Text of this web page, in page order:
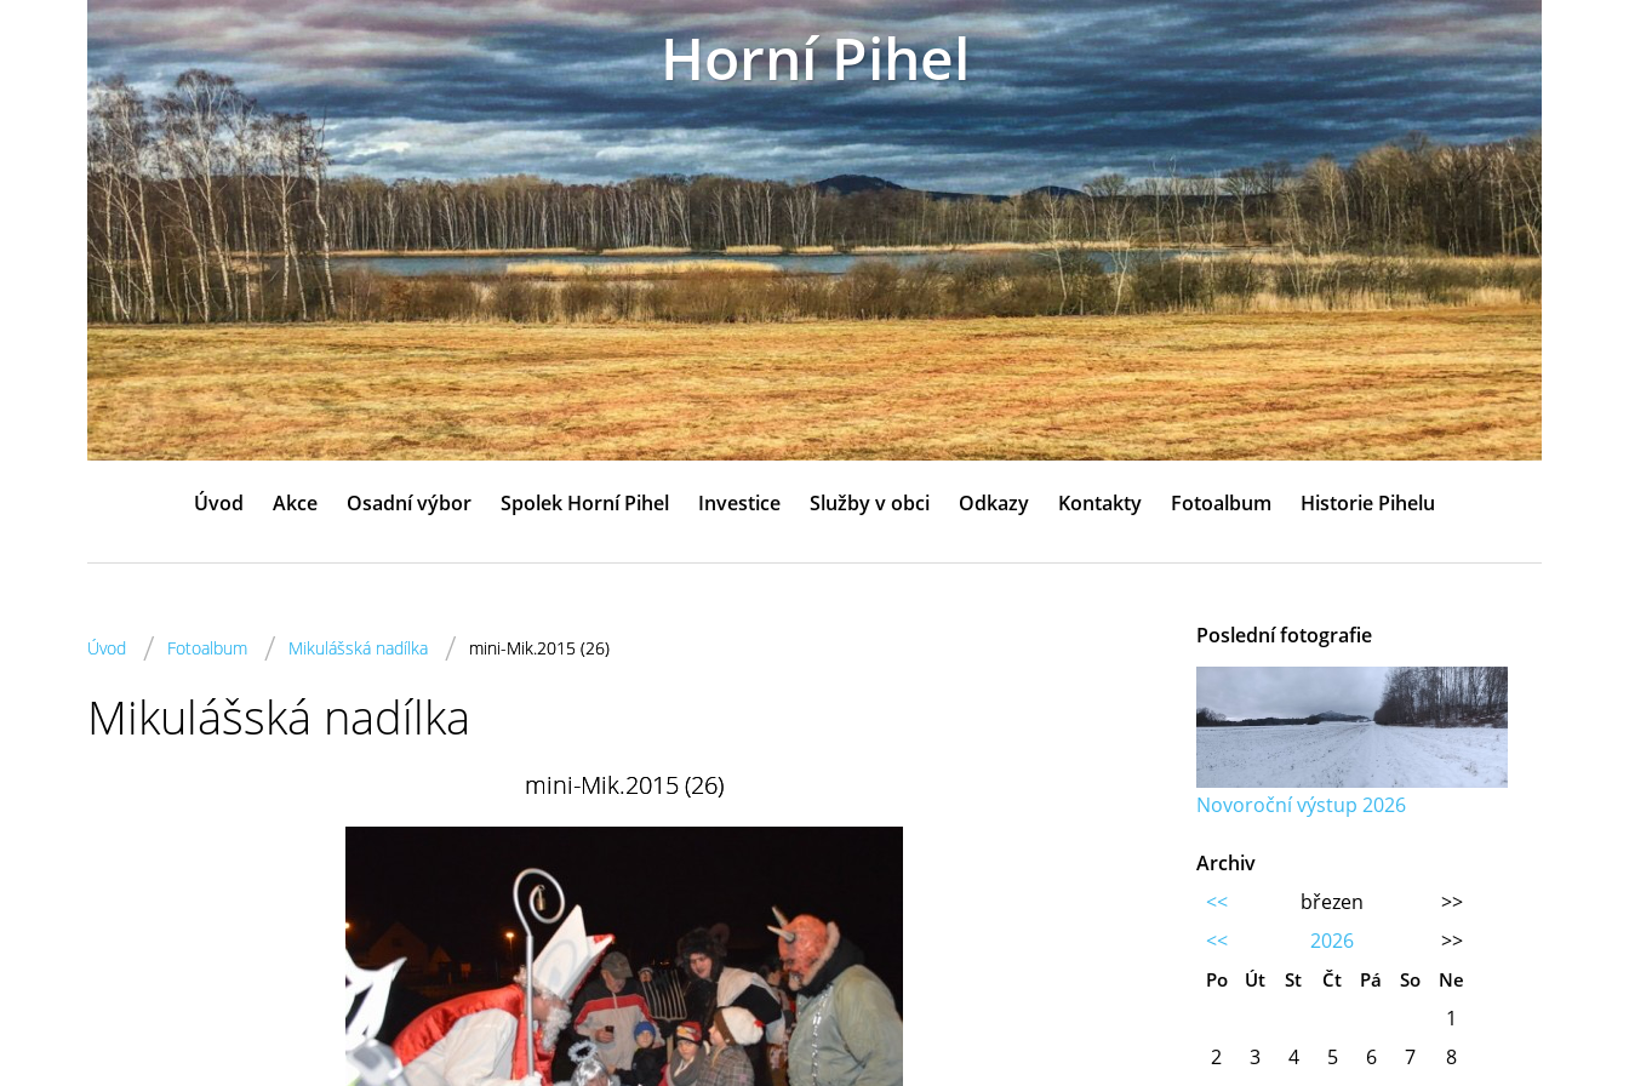
Horní Pihel
Úvod Akce Osadní výbor Spolek Horní Pihel Investice Služby v obci Odkazy Kontakty Fotoalbum Historie Pihelu
Úvod / Fotoalbum / Mikulášská nadílka / mini-Mik.2015 (26)
Mikulášská nadílka
mini-Mik.2015 (26)
Poslední fotografie
Novoroční výstup 2026
Archiv
<<
březen
>>
<<
2026 >>
Po Út St Čt Pá So Ne
1
2
3 4 5 6 7
8